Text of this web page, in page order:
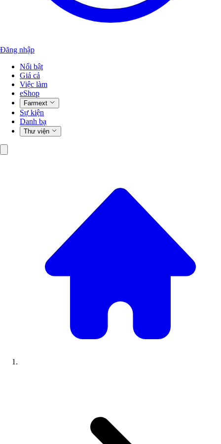
Đăng nhập
Nổi bật
Giá cả
Việc làm
eShop
Farmext
Sự kiện
Danh bạ
Thư viện